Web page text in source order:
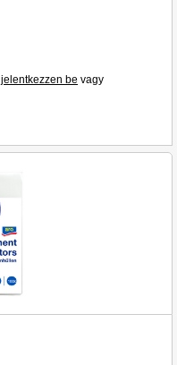
jelentkezzen be vagy